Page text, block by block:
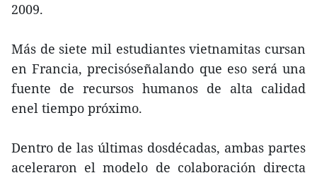
2009.
Más de siete mil estudiantes vietnamitas cursan
en Francia, precisóseñalando que eso será una
fuente de recursos humanos de alta calidad
enel tiempo próximo.
Dentro de las últimas dosdécadas, ambas partes
aceleraron el modelo de colaboración directa